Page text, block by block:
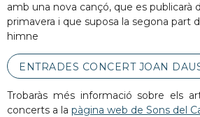
amb una nova cançó, que es publicarà
primavera i que suposa la segona part
himne
ENTRADES CONCERT JOAN
Trobaràs més informació sobre els
concerts a la pàgina web de Sons del